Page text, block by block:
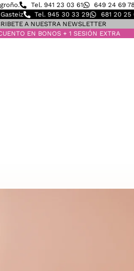
Tel. 941 23 03 61 649 24 69 78
Tel. 945 30 33 29 681 20 25
A NUESTRA NEWSLETTER
EN BONOS + 1 SESIÓN EXTRA